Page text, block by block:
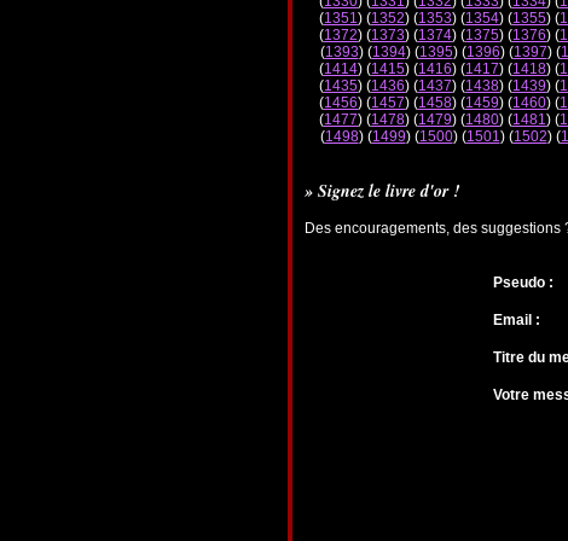
(1351) (1352) (1353) (1354) (1355) (
(1372) (1373) (1374) (1375) (1376) (
(1393) (1394) (1395) (1396) (1397) (
(1414) (1415) (1416) (1417) (1418) (
(1435) (1436) (1437) (1438) (1439) (
(1456) (1457) (1458) (1459) (1460) (
(1477) (1478) (1479) (1480) (1481) (
(1498) (1499) (1500) (1501) (1502) (
» Signez le livre d'or !
Des encouragements, des suggestions
Pseudo :
Email :
Titre du
Votre